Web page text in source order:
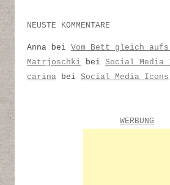
NEUSTE KOMMENTARE
Anna bei Vom Bett gleich
Matrjoschki bei Social Media
carina bei Social Media Icons
WERBUNG